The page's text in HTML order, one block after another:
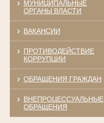
МУНИЦИПАЛЬНЫЕ
ОРГАНЫ ВЛАСТИ
ВАКАНСИИ
ПРОТИВОДЕЙСТВИЕ
КОРРУПЦИИ
ОБРАЩЕНИЯ ГРАЖДАН
ВНЕПРОЦЕССУАЛЬНЫЕ
ОБРАЩЕНИЯ